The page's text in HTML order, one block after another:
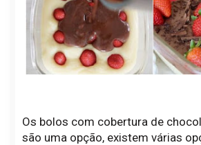
Os bolos com cobertura de
são uma opção, existem várias